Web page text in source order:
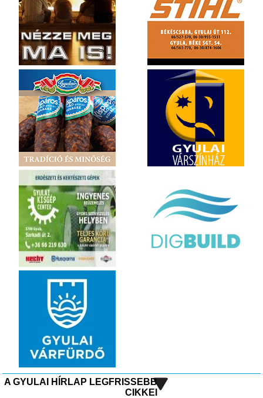
A GYULAI HÍRLAP LEGFRISSEBB
CIKKEI